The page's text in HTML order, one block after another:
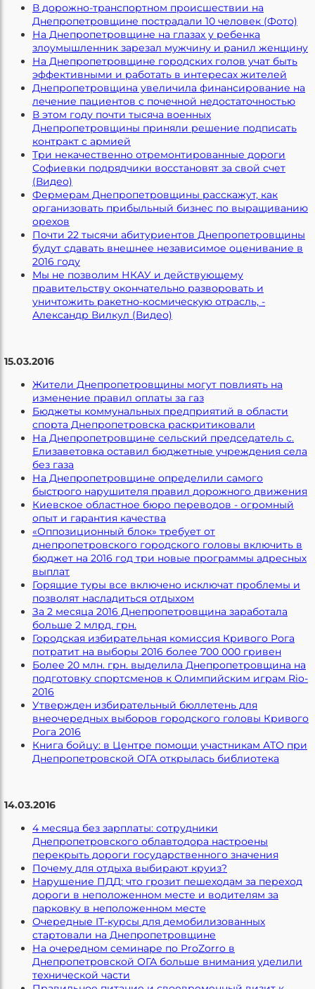
В дорожно-транспортном происшествии на
Днепропетровщине пострадали 10 человек (Фото)
На Днепропетровщине на глазах у ребенка
злоумышленник зарезал мужчину и ранил женщину
На Днепропетровщине городских голов учат быть
эффективными и работать в интересах жителей
Днепропетровщина увеличила финансирование на
лечение пациентов с почечной недостаточностью
В этом году почти тысяча военных
Днепропетровщины приняли решение подписать
контракт с армией
Три некачественно отремонтированные дороги
Софиевки подрядчики восстановят за свой счет
(Видео)
Фермерам Днепропетровщины расскажут, как
организовать прибыльный бизнес по выращиванию
орехов
Почти 22 тысячи абитуриентов Днепропетровщины
будут сдавать внешнее независимое оценивание в
2016 году
Мы не позволим НКАУ и действующему
правительству окончательно разворовать и
уничтожить ракетно-космическую отрасль, -
Александр Вилкул (Видео)
15.03.2016
Жители Днепропетровщины могут повлиять на
изменение правил оплаты за газ
Бюджеты коммунальных предприятий в области
спорта Днепропетровска раскритиковали
На Днепропетровщине сельский председатель с.
Елизаветовка оставил бюджетные учреждения села
без газа
На Днепропетровщине определили самого
быстрого нарушителя правил дорожного движения
Киевское областное бюро переводов - огромный
опыт и гарантия качества
«Оппозиционный блок» требует от
днепропетровского городского головы включить в
бюджет на 2016 год три новые программы адресных
выплат
Горящие туры все включено исключат проблемы и
позволят насладиться отдыхом
За 2 месяца 2016 Днепропетровщина заработала
больше 2 млрд. грн.
Городская избирательная комиссия Кривого Рога
потратит на выборы 2016 более 700 000 гривен
Более 20 млн. грн. выделила Днепропетровщина на
подготовку спортсменов к Олимпийским играм Rio-
2016
Утвержден избирательный бюллетень для
внеочередных выборов городского головы Кривого
Рога 2016
Книга бойцу: в Центре помощи участникам АТО при
Днепропетровской ОГА открылась библиотека
14.03.2016
4 месяца без зарплаты: сотрудники
Днепропетровского облавтодора настроены
перекрыть дороги государственного значения
Почему для отдыха выбирают круиз?
Нарушение ПДД: что грозит пешеходам за переход
дороги в неположенном месте и водителям за
парковку в неположенном месте
Очередные IT-курсы для демобилизованных
стартовали на Днепропетровщине
На очередном семинаре по ProZorro в
Днепропетровской ОГА больше внимания уделили
технической части